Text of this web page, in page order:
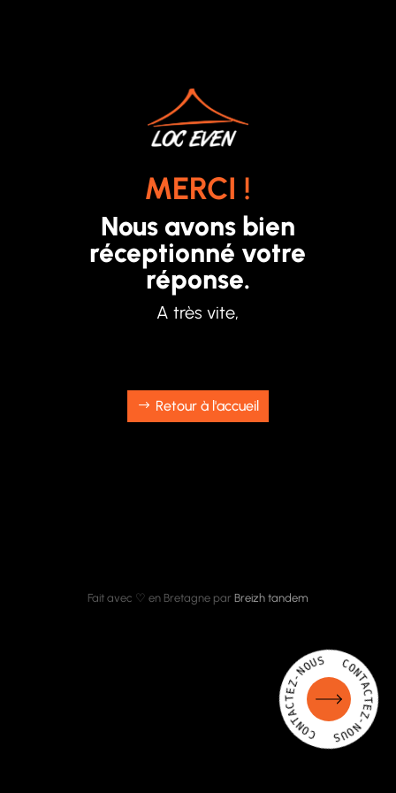
C
C
O
O
N
N
T
T
A
A
C
C
T T
E
E
Z
Z
-
-
N
N
O
O
U
U
S
S
MERCI !
Nous avons bien
réceptionné votre
réponse.
A très vite,
Retour à l'accueil
Fait avec ♡ en Bretagne par Breizh tandem